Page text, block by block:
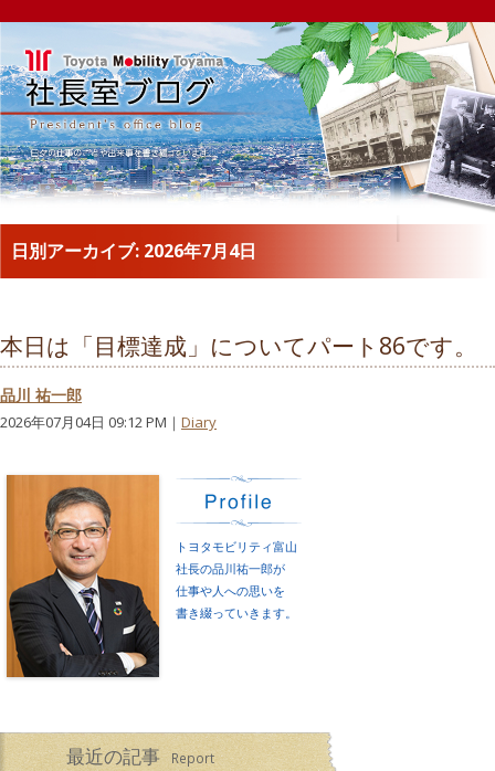
日別アーカイブ: 2026年7月4日
本日は「目標達成」についてパート86です。
品川 祐一郎
2026年07月04日 09:12 PM｜ Diary
トヨタモビリティ富山
社長の品川祐一郎が
仕事や人への思いを
書き綴っていきます。
最近の記事 Report